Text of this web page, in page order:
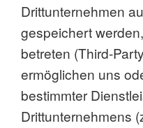
Drittunternehmen
gespeichert
betreten (Third-
ermöglichen uns
bestimmter
Drittunternehmens